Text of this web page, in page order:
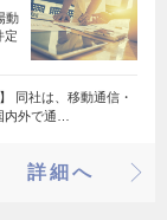
動
定
同社は、移動通信・
内外で通…
詳細へ